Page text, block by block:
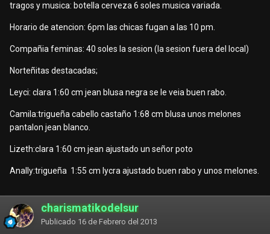
tragos y musica: botella cerveza 6 soles musica variada.
Horario de atencion: 6pm las chicas fugan a las 10 pm.
Compañia feminas: 40 soles la sesion (la sesion fuera del local)
Norteñitas destacadas;
Leyci: clara 1:60 cm jean blusa negra se le veia buen rabo.
Camila:trigueña cabello castaño 1:68 cm blusa unos melones
pantalon jean blanco.
Lizeth:clara 1:60 cm jean ajustado un señor poto
Anally:trigueña 1:55 cm lycra ajustado buen rabo y unos melones.
charismatikodelsur
Publicado 16 de Febrero del 2013